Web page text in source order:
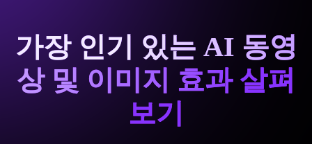
가장 인기 있는 AI 동영
상 및 이미지 효과 살펴
보기